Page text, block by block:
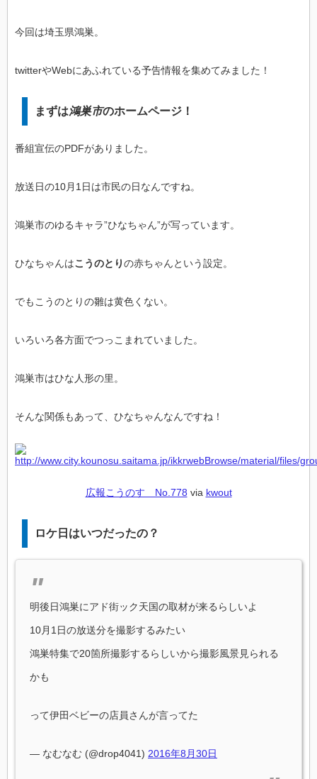
今回は埼玉県鴻巣。
twitterやWebにあふれている予告情報を集めてみました！
まずは鴻巣市のホームページ！
番組宣伝のPDFがありました。
放送日の10月1日は市民の日なんですね。
鴻巣市のゆるキャラ”ひなちゃん”が写っています。
ひなちゃんはこうのとりの赤ちゃんという設定。
でもこうのとりの雛は黄色くない。
いろいろ各方面でつっこまれていました。
鴻巣市はひな人形の里。
そんな関係もあって、ひなちゃんなんですね！
広報こうのす No.778 via kwout
ロケ日はいつだったの？
明後日鴻巣にアド街ック天国の取材が来るらしいよ
10月1日の放送分を撮影するみたい
鴻巣特集で20箇所撮影するらしいから撮影風景見られる
かも
って伊田ベビーの店員さんが言ってた
— なむなむ (@drop4041) 2016年8月30日